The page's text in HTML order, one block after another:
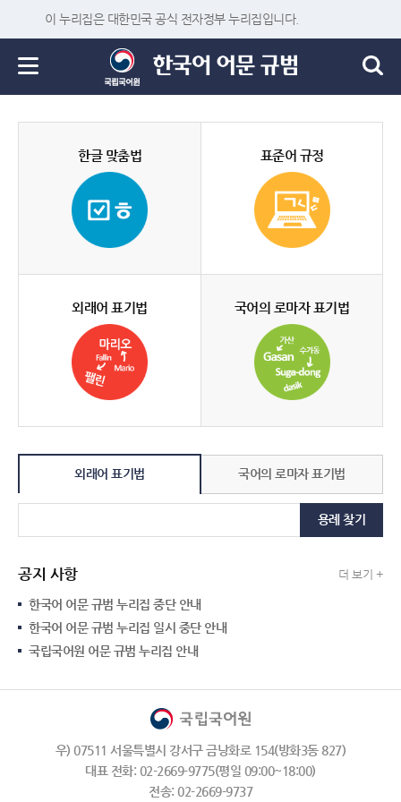
이 누리집은 대한민국 공식 전자정부 누리집입니다.
한글 맞춤법 표준어 규정
외래어 표기법 국어의 로마자 표기법
외래어 표기법 국어의 로마자 표기법
용례 찾기
공지 사항 더 보기 +
한국어 어문 규범 누리집 중단 안내
한국어 어문 규범 누리집 일시 중단 안내
국립국어원 어문 규범 누리집 안내
우) 07511 서울특별시 강서구 금낭화로 154(방화3동 827)
대표 전화: 02-2669-9775(평일 09:00~18:00)
전송: 02-2669-9737